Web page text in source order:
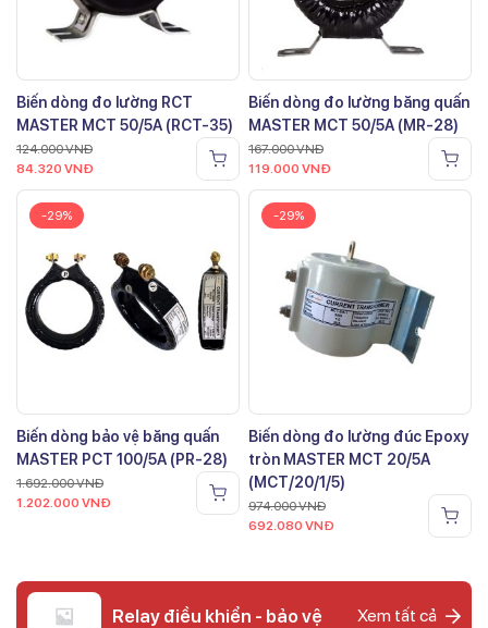
Biến dòng đo lường RCT
MASTER MCT 50/5A (RCT-35)
124.000VNĐ
84.320 VNĐ
Biến dòng đo lường băng quấn
MASTER MCT 50/5A (MR-28)
167.000VNĐ
119.000 VNĐ
-29%
Biến dòng bảo vệ băng quấn
MASTER PCT 100/5A (PR-28)
1.692.000VNĐ
1.202.000 VNĐ
-29%
Biến dòng đo lường đúc Epoxy
tròn MASTER MCT 20/5A
(MCT/20/1/5)
974.000VNĐ
692.080 VNĐ
Relay điều khiển - bảo vệ Xem tất cả